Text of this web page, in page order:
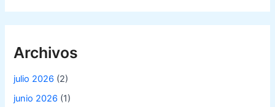
Archivos
julio 2026 (2)
junio 2026 (1)